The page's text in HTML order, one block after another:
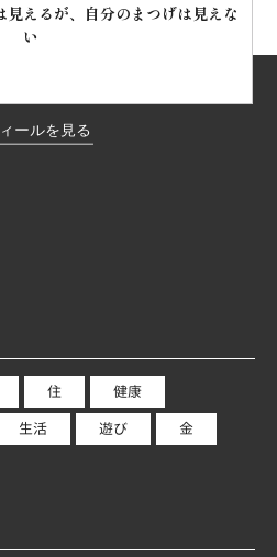
えるが、自分のまつげは見えな
い
住
健康
生活 遊び
金